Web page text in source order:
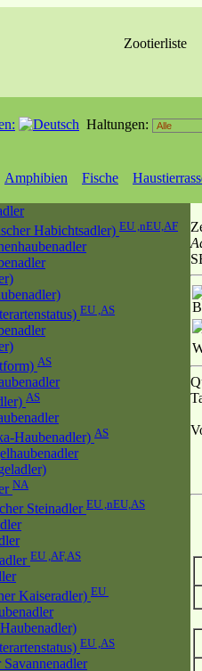
Zootierliste
Haltungen:
Amphibien Fische
Habichtsadler) EU ,nEU,AF
EU ,AS
AS
AS
Haubenadler) AS
NA
Steinadler EU ,nEU,AS
EU ,AF,AS
Kaiseradler) EU
EU ,AS